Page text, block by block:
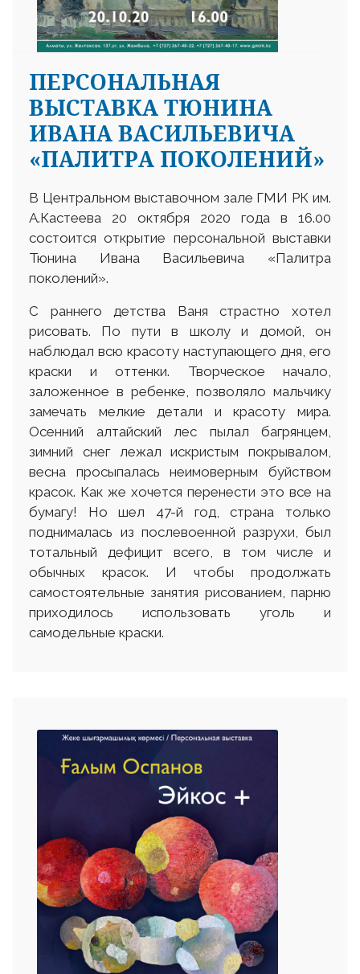
ПЕРСОНАЛЬНАЯ
ВЫСТАВКА ТЮНИНА
ИВАНА ВАСИЛЬЕВИЧА
«ПАЛИТРА ПОКОЛЕНИЙ»
В Центральном выставочном зале ГМИ РК им.
А.Кастеева 20 октября 2020 года в 16.00
состоится открытие персональной выставки
Тюнина Ивана Васильевича «Палитра
поколений».
С раннего детства Ваня страстно хотел
рисовать. По пути в школу и домой, он
наблюдал всю красоту наступающего дня, его
краски и оттенки. Творческое начало,
заложенное в ребенке, позволяло мальчику
замечать мелкие детали и красоту мира.
Осенний алтайский лес пылал багрянцем,
зимний снег лежал искристым покрывалом,
весна просыпалась неимоверным буйством
красок. Как же хочется перенести это все на
бумагу! Но шел 47-й год, страна только
поднималась из послевоенной разрухи, был
тотальный дефицит всего, в том числе и
обычных красок. И чтобы продолжать
самостоятельные занятия рисованием, парню
приходилось использовать уголь и
самодельные краски.